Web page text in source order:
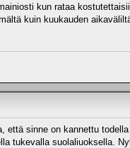
kun rataa
kuin kuukauden
että sinne on kannettu
tukevalla suolaliuoksella.